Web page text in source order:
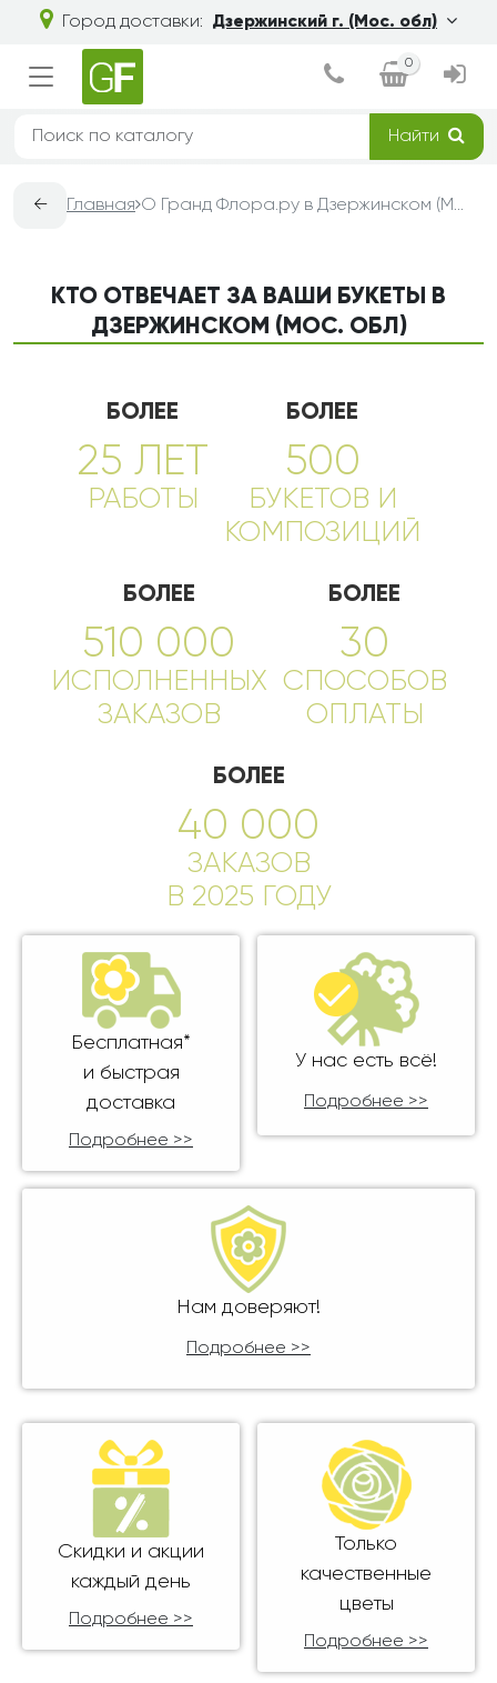
Город доставки: Дзержинский г. (Мос. обл)
0
Найти
← Главная О Гранд Флора.ру в Дзержинском (Мос. обл) — доставка букетов из цветов
КТО ОТВЕЧАЕТ ЗА ВАШИ БУКЕТЫ В
ДЗЕРЖИНСКОМ (МОС. ОБЛ)
БОЛЕЕ
25 ЛЕТ
РАБОТЫ
БОЛЕЕ
500
БУКЕТОВ И
КОМПОЗИЦИЙ
БОЛЕЕ
510 000
ИСПОЛНЕННЫХ
ЗАКАЗОВ
БОЛЕЕ
30
СПОСОБОВ
ОПЛАТЫ
БОЛЕЕ
40 000
ЗАКАЗОВ
В 2025 ГОДУ
Бесплатная*
и быстрая
доставка
Подробнее >>
У нас есть всё!
Подробнее >>
Нам доверяют!
Подробнее >>
Скидки и акции
каждый день
Подробнее >>
Только
качественные
цветы
Подробнее >>